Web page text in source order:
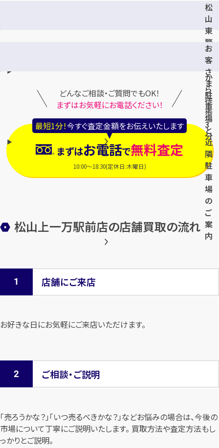
松
山
東
警
察
署
か
ら
徒
歩
3
分
お
客
さ
ま
駐
車
場
と
近
隣
駐
車
場
の
ご
案
内
どんなご相談・ご質問でもOK！
まずはお気軽にお電話ください！
最短1分！今すぐ査定金額をお伝えいたします
まずはお電話で無料査定
10:00～18:30(定休日:木曜日)
松山上一万駅前店の店舗買取の流れ
店舗にご来店
お好きな日にお気軽にご来店いただけます。
ご相談・ご説明
「売ろうかな？」「いつ売るべきかな？」などお悩みの場合は、今後の
市場について丁寧にご説明いたします。 買取方法や査定方法もし
っかりとご説明。